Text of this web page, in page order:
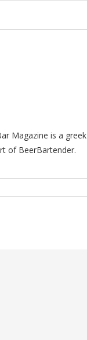
Magazine is a greek
of BeerBartender.